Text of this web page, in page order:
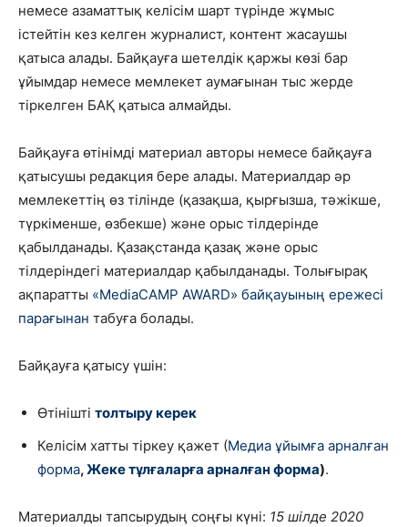
немесе азаматтық келісім шарт түрінде жұмыс
істейтін кез келген журналист, контент жасаушы
қатыса алады. Байқауға шетелдік қаржы көзі бар
ұйымдар немесе мемлекет аумағынан тыс жерде
тіркелген БАҚ қатыса алмайды.
Байқауға өтінімді материал авторы немесе байқауға
қатысушы редакция бере алады. Материалдар әр
мемлекеттің өз тілінде (қазақша, қырғызша, тәжікше,
түркіменше, өзбекше) және орыс тілдерінде
қабылданады. Қазақстанда қазақ және орыс
тілдеріндегі материалдар қабылданады. Толығырақ
ақпаратты «MediaCAMP AWARD» байқауының ережесі
парағынан табуға болады.
Байқауға қатысу үшін:
Өтінішті толтыру керек
Келісім хатты тіркеу қажет (Медиа ұйымға арналған
форма,Жеке тұлғаларға арналған форма).
Материалды тапсырудың соңғы күні: 15 шілде 2020